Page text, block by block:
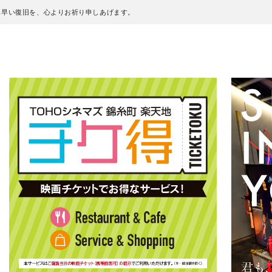
い復旧を、心よりお祈り申しあげます。